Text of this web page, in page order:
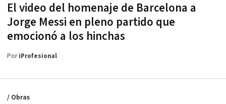
El video del homenaje de Barcelona a
Jorge Messi en pleno partido que
emocionó a los hinchas
PoriProfesional
/ Obras